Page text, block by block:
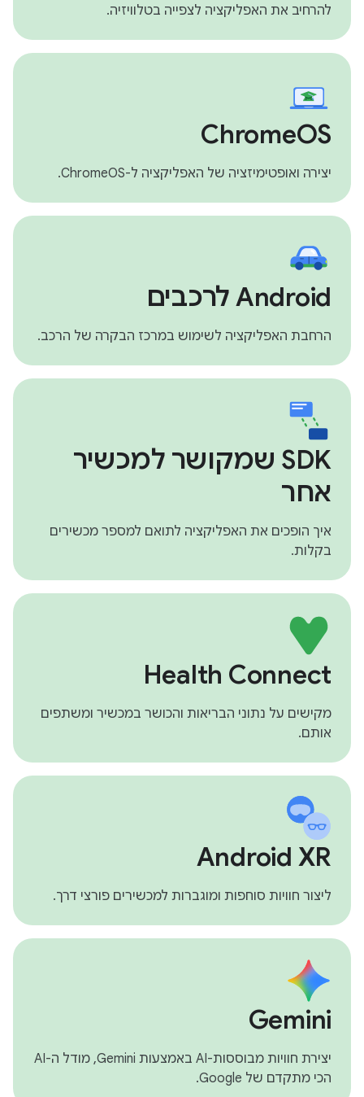
להרחיב את האפליקציה לצפייה בטלוויזיה.
ChromeOS
יצירה ואופטימיזציה של האפליקציה ל-ChromeOS.
‫Android לרכבים
הרחבת האפליקציה לשימוש במרכז הבקרה של הרכב.
SDK שמקושר למכשיר
אחר
איך הופכים את האפליקציה לתואם למספר מכשירים
בקלות.
Health Connect
מקישים על נתוני הבריאות והכושר במכשיר ומשתפים
אותם.
Android XR
ליצור חוויות סוחפות ומוגברות למכשירים פורצי דרך.
Gemini
יצירת חוויות מבוססות-AI באמצעות Gemini, מודל ה-AI
הכי מתקדם של Google.